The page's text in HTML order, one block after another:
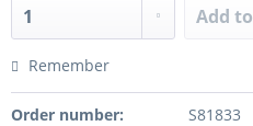
Add to
Remember
Order number: S81833